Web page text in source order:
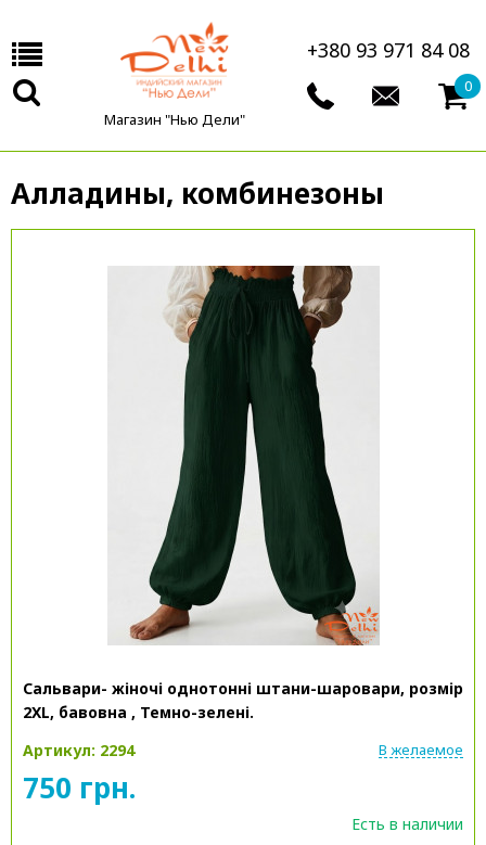
Магазин "Нью Дели"
+380 93 971 84 08
0
Алладины, комбинезоны
Сальвари- жіночі однотонні штани-шаровари, розмір
2XL, бавовна , Темно-зелені.
Артикул: 2294
В желаемое
750 грн.
Есть в наличии